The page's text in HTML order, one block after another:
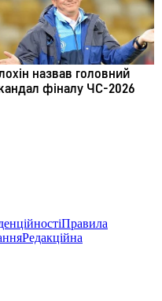
Правила
Редакційна